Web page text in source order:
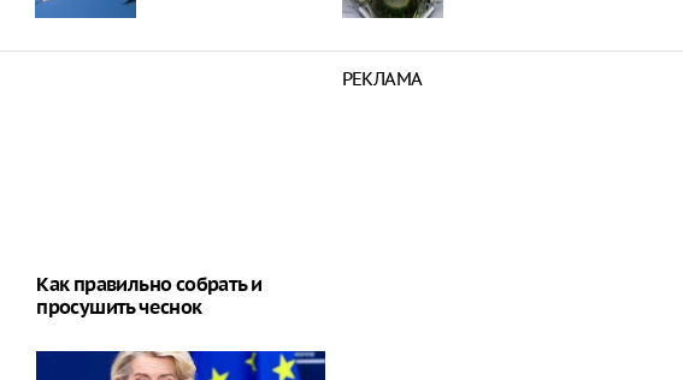
Как правильно собрать и
просушить чеснок
РЕКЛАМА